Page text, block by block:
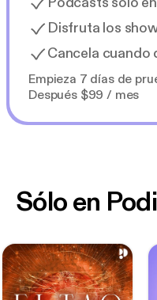
Disfruta los
Cancela cuando
Empieza 7 días de
Después $99 / mes
Sólo en